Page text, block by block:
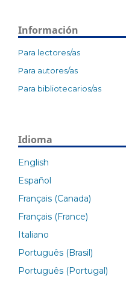
Información
Para lectores/as
Para autores/as
Para bibliotecarios/as
Idioma
English
Español
Français (Canada)
Français (France)
Italiano
Português (Brasil)
Português (Portugal)